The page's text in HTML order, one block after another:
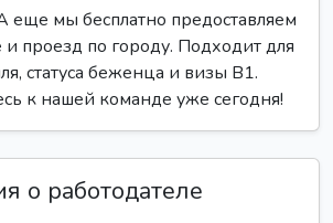
еще мы бесплатно предоставляем
проезд по городу. Подходит для
статуса беженца и визы В1.
к нашей команде уже сегодня!
о работодателе